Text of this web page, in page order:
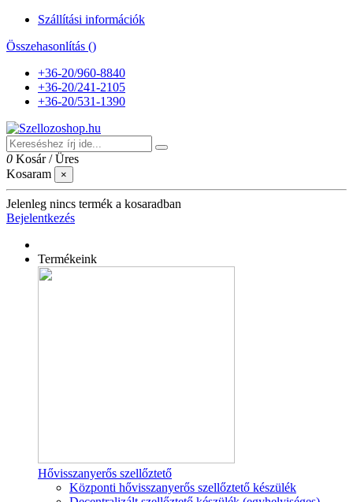
Szállítási információk
Összehasonlítás ()
+36-20/960-8840
+36-20/241-2105
+36-20/531-1390
0 Kosár /Üres
Kosaram
×
Jelenleg nincs termék a kosaradban
Bejelentkezés
Termékeink
Hővisszanyerős szellőztető
Központi hővisszanyerős szellőztető készülék